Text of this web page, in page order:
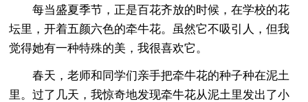
每当盛夏季节，正是百花齐放的时候，在学校的花
坛里，开着五颜六色的牵牛花。虽然它不吸引人，但我
觉得她有一种特殊的美，我很喜欢它。
春天，老师和同学们亲手把牵牛花的种子种在泥土
里。过了几天，我惊奇地发现牵牛花从泥土里发出了小